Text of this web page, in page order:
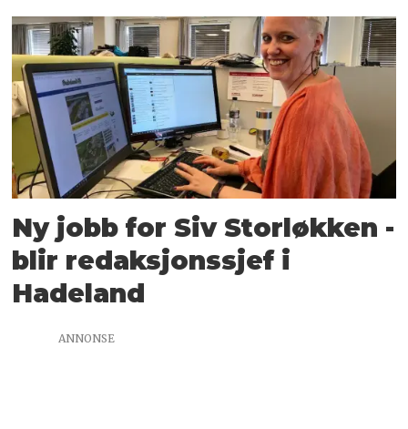
Ny jobb for Siv Storløkken -
blir redaksjonssjef i
Hadeland
ANNONSE